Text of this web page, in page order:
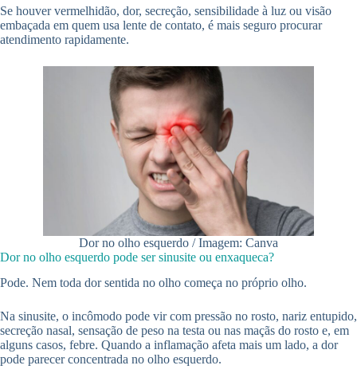
Se houver vermelhidão, dor, secreção, sensibilidade à luz ou visão
embaçada em quem usa lente de contato, é mais seguro procurar
atendimento rapidamente.
Dor no olho esquerdo / Imagem: Canva
Dor no olho esquerdo pode ser sinusite ou enxaqueca?
Pode. Nem toda dor sentida no olho começa no próprio olho.
Na sinusite, o incômodo pode vir com pressão no rosto, nariz entupido,
secreção nasal, sensação de peso na testa ou nas maçãs do rosto e, em
alguns casos, febre. Quando a inflamação afeta mais um lado, a dor
pode parecer concentrada no olho esquerdo.